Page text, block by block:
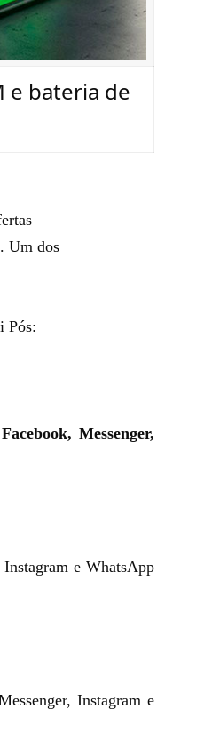
e bateria de
Um dos
Pós:
Messenger,
e WhatsApp
Instagram e